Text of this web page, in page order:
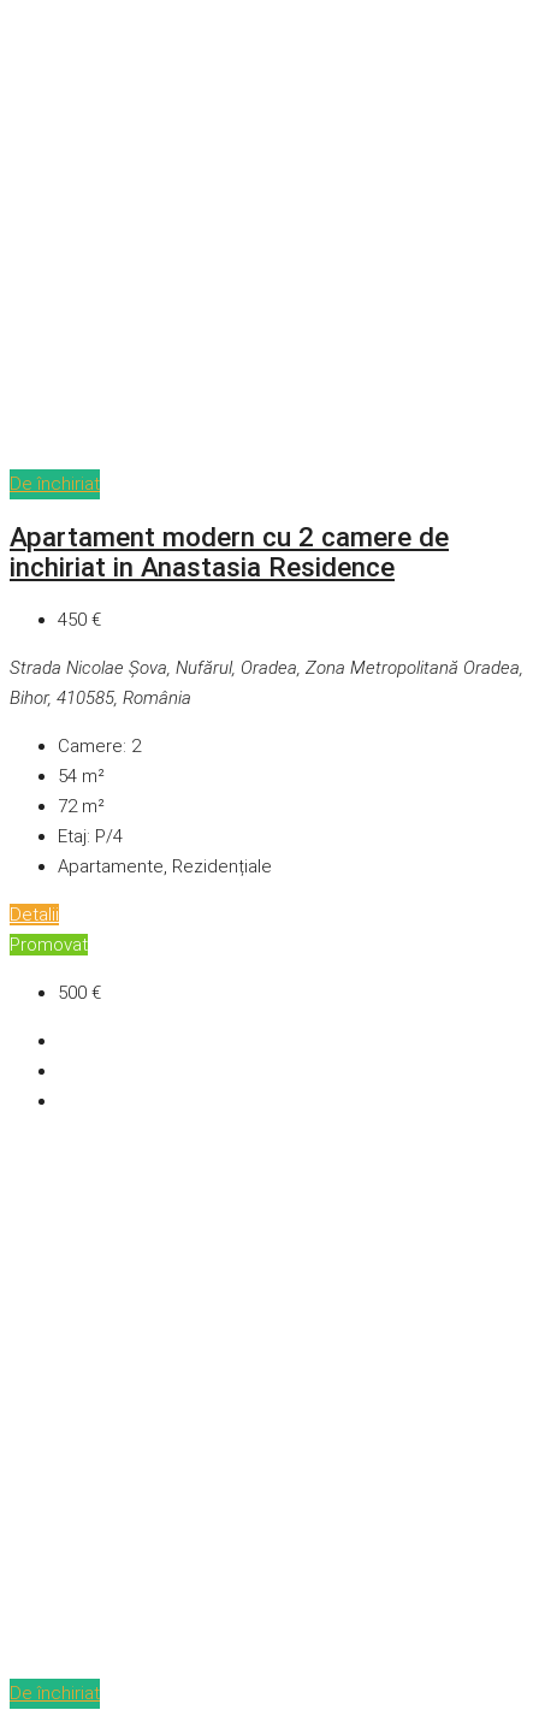
De închiriat
Apartament modern cu 2 camere de
inchiriat in Anastasia Residence
450 €
Strada Nicolae Șova, Nufărul, Oradea, Zona Metropolitană Oradea,
Bihor, 410585, România
Camere: 2
54 m²
72m²
Etaj: P/4
Apartamente, Rezidențiale
Detalii
Promovat
500 €
De închiriat